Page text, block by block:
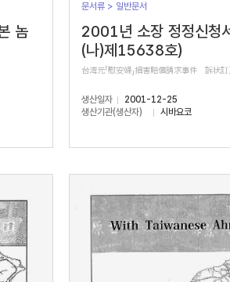
놈
문서류 > 일반문서
2001년 소장 정정신청
(나)제15638호)
台湾元「慰安婦」損害賠償請求事件 訴状
생산일자
2001-12-25
생산기관(생산자)
시바요코